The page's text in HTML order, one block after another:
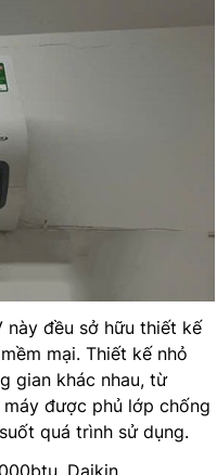
này đều sở hữu thiết kế
mại. Thiết kế nhỏ
gian khác nhau, từ
được phủ lớp chống
quá trình sử dụng.